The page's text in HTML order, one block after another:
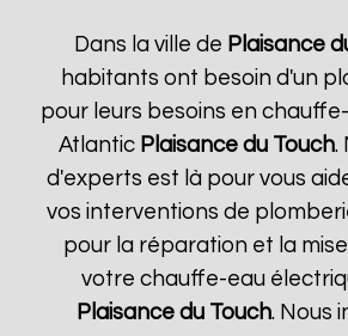
Dans la ville de Plaisance
habitants ont besoin d'un
pour leurs besoins en
Atlantic Plaisance du Touch.
d'experts est là pour vous
vos interventions de
pour la réparation et la
votre chauffe-eau
Plaisance du Touch. Nous